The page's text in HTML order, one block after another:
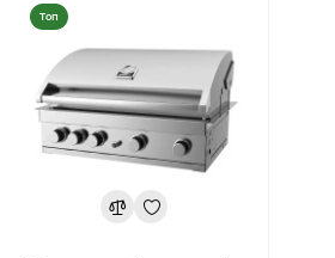
Топ